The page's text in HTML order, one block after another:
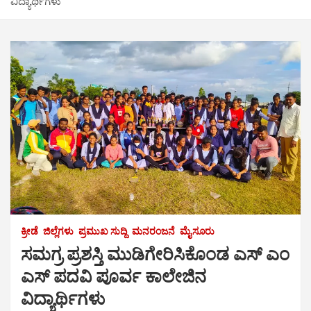
ಕ್ರೀಡೆ ಜಿಲ್ಲೆಗಳು ಪ್ರಮುಖ ಸುದ್ದಿ ಮನರಂಜನೆ ಮೈಸೂರು
ಸಮಗ್ರ ಪ್ರಶಸ್ತಿ ಮುಡಿಗೇರಿಸಿಕೊಂಡ ಎಸ್ ಎಂ
ಎಸ್ ಪದವಿ ಪೂರ್ವ ಕಾಲೇಜಿನ
ವಿದ್ಯಾರ್ಥಿಗಳು